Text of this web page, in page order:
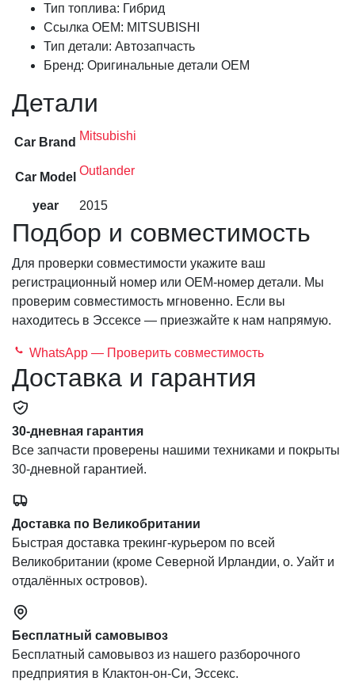
Тип топлива: Гибрид
Ссылка OEM: MITSUBISHI
Тип детали: Автозапчасть
Бренд: Оригинальные детали OEM
Детали
Car Brand Mitsubishi
Car Model Outlander
year 2015
Подбор и совместимость
Для проверки совместимости укажите ваш
регистрационный номер или OEM-номер детали. Мы
проверим совместимость мгновенно. Если вы
находитесь в Эссексе — приезжайте к нам напрямую.
WhatsApp — Проверить совместимость
Доставка и гарантия
30-дневная гарантия
Все запчасти проверены нашими техниками и покрыты
30-дневной гарантией.
Доставка по Великобритании
Быстрая доставка трекинг-курьером по всей
Великобритании (кроме Северной Ирландии, о. Уайт и
отдалённых островов).
Бесплатный самовывоз
Бесплатный самовывоз из нашего разборочного
предприятия в Клактон-он-Си, Эссекс.